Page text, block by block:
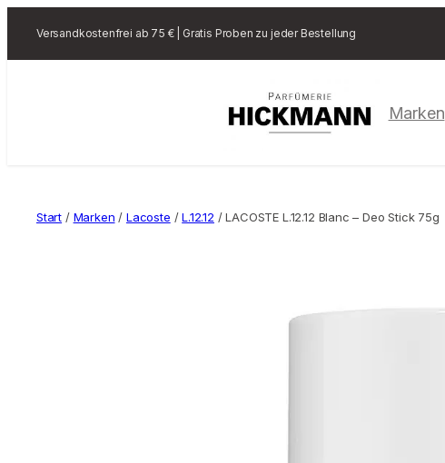
Versandkostenfrei ab 75 € | Gratis Proben zu jeder Bestellung
Marken
Start / Marken / Lacoste /L.12.12 / LACOSTE L.12.12 Blanc – Deo Stick 75g